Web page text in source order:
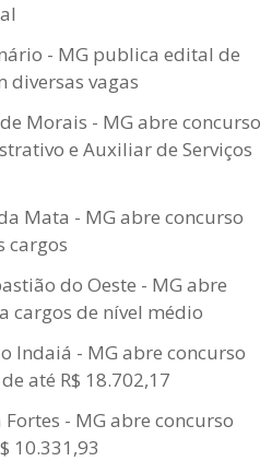
- MG publica edital de
diversas vagas
Morais - MG abre concurso
e Auxiliar de Serviços
Mata - MG abre concurso
cargos
do Oeste - MG abre
cargos de nível médio
Indaiá - MG abre concurso
até R$ 18.702,17
- MG abre concurso
10.331,93